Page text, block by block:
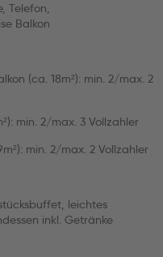
Telefon,
Balkon
(ca. 18m²): min. 2/max. 2
min. 2/max. 3 Vollzahler
min. 2/max. 2 Vollzahler
leichtes
inkl. Getränke